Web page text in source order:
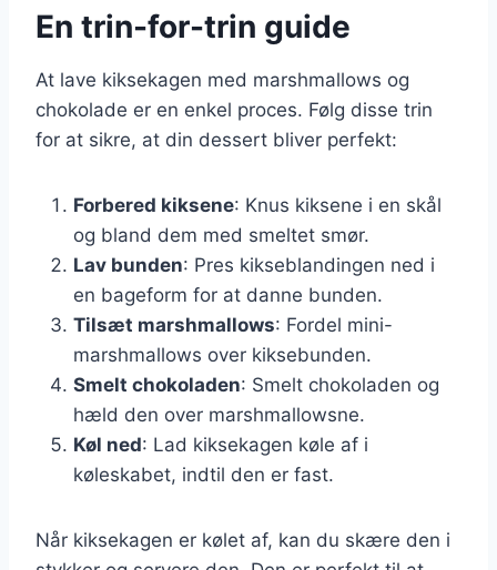
En trin-for-trin guide
At lave kiksekagen med marshmallows og
chokolade er en enkel proces. Følg disse trin
for at sikre, at din dessert bliver perfekt:
Forbered kiksene: Knus kiksene i en skål
og bland dem med smeltet smør.
Lav bunden: Pres kikseblandingen ned i
en bageform for at danne bunden.
Tilsæt marshmallows: Fordel mini-
marshmallows over kiksebunden.
Smelt chokoladen: Smelt chokoladen og
hæld den over marshmallowsne.
Køl ned: Lad kiksekagen køle af i
køleskabet, indtil den er fast.
Når kiksekagen er kølet af, kan du skære den i